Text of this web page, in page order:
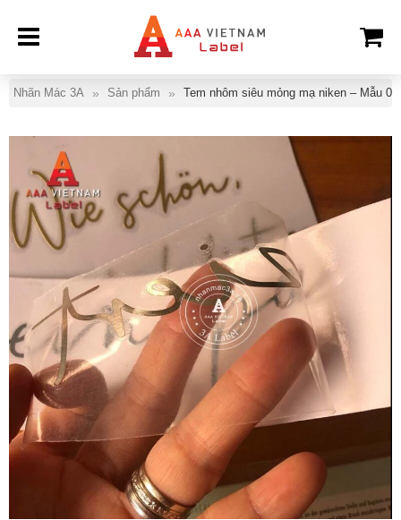
Nhãn Mác 3A Sản phẩm Tem nhôm siêu mỏng mạ niken – Mẫu 03